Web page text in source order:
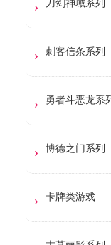
刀剑神域系列
刺客信条系列
勇者斗恶龙系
博德之门系列
卡牌类游戏